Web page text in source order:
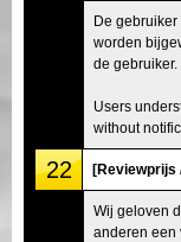
De
worden
de gebruiker.
Users
without
22 [Reviewprijs
Wij geloven
anderen een